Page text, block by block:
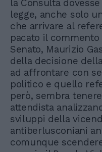
la Consulta
legge, anche solo
che arrivare al
pacato il
Senato, Maurizio
della decisione
ad affrontare con
politico e quello
però, sembra
attendista
sviluppi della
antiberlusconiani
comunque